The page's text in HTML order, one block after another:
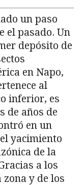
un paso
el pasado. Un
depósito de
en Napo,
al
inferior, es
de años de
en un
yacimiento
de la
a los
y de los